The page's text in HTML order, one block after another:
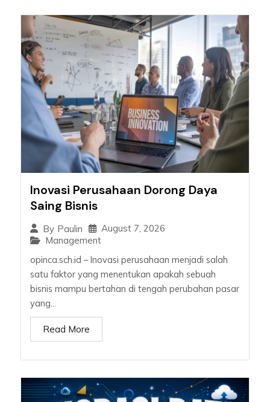
Inovasi Perusahaan Dorong Daya
Saing Bisnis
By Paulin
August 7, 2026
Management
opinca.sch.id – Inovasi perusahaan menjadi salah
satu faktor yang menentukan apakah sebuah
bisnis mampu bertahan di tengah perubahan pasar
yang...
Read More